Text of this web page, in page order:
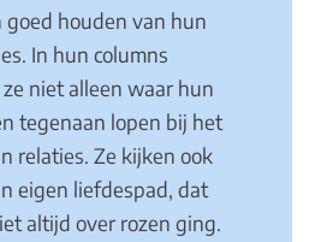
goed houden van hun
In hun columns
niet alleen waar hun
tegenaan lopen bij het
relaties. Ze kijken ook
eigen liefdespad, dat
altijd over rozen ging.